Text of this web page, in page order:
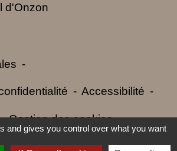
d'Onzon
-
- Accessibilité -
- Gestion des cookies
and gives you control over what you want